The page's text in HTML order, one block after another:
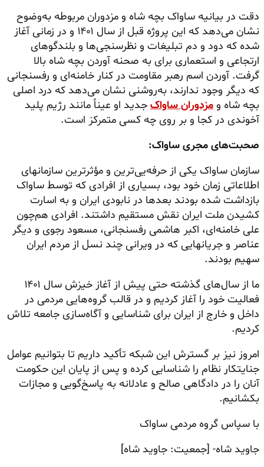
دقت در بیانیه ساواک بچه شاه و مزدوران مربوطه به‌وضوح
نشان می‌دهد که این پروژه قبل از سال ۱۴۰۱ و در زمانی آغاز
شده که دود و دم تبلیغات و نظرسنجی‌ها و بلندگوهای
ارتجاعی و استعماری برای به صحنه آوردن بچه شاه بالا
گرفت. آوردن اسم رهبر مقاومت در کنار خامنه‌ای و رفسنجانی
که دیگر وجود ندارند، به‌روشنی نشان می‌دهد که درد اصلی
بچه شاه و مزدوران ساواک جدید او عیناً مانند رژیم پلید
آخوندی در کجا و بر روی چه کسی متمرکز است.
صحبت‌های مجری ساواک:
سازمان ساواک یکی از حرفه‌یی‌ترین و مؤثرترین سازمانهای
اطلاعاتی زمان خود بود، بسیاری از افرادی که توسط ساواک
بازداشت شده بودند بعدها در نابودی ایران و به اسارت
کشیدن ملت ایران نقش مستقیم داشتند. افرادی هم‌چون
علی خامنه‌ای، اکبر هاشمی رفسنجانی، مسعود رجوی و دیگر
عناصر و جریانهایی که در ویرانی چند نسل از مردم ایران
سهیم بودند.
ما از سال‌های گذشته حتی پیش از آغاز خیزش سال ۱۴۰۱
فعالیت خود را آغاز کردیم و در قالب گروه‌هایی مردمی در
داخل و خارج از ایران برای شناسایی و آگاه‌سازی جامعه تلاش
کردیم.
امروز نیز بر گسترش این شبکه تأکید داریم تا بتوانیم عوامل
جنایتکار نظام را شناسایی کرده و پس از پایان این حکومت
آنان را در دادگاهی صالح و عادلانه به پاسخ‌گویی و مجازات
بکشانیم.
با سپاس گروه مردمی ساواک
جاوید شاه- [جمعیت: جاوید شاه]